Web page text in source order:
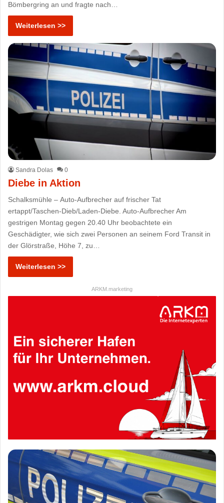
Bömbergring an und fragte nach…
Weiterlesen >>
Sandra Dolas 0
Diebe in Aktion
Schalksmühle – Auto-Aufbrecher auf frischer Tat
ertappt/Taschen-Dieb/Laden-Diebe. Auto-Aufbrecher Am
gestrigen Montag gegen 20.40 Uhr beobachtete ein
Geschädigter, wie sich zwei Personen an seinem Ford Transit in
der Glörstraße, Höhe 7, zu…
Weiterlesen >>
ARKM.marketing